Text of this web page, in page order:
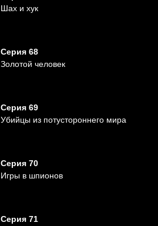
Шах и хук
Серия 68
Золотой человек
Серия 69
Убийцы из потустороннего мира
Серия 70
Игры в шпионов
Серия 71